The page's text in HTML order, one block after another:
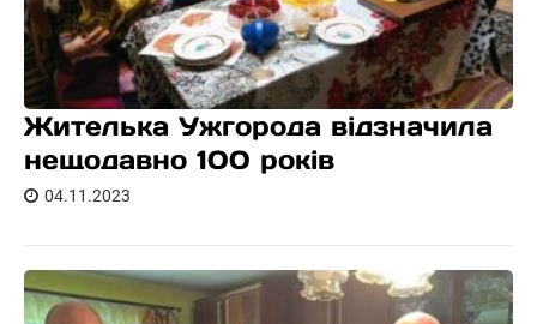
Жителька Ужгорода відзначила
нещодавно 100 років
04.11.2023